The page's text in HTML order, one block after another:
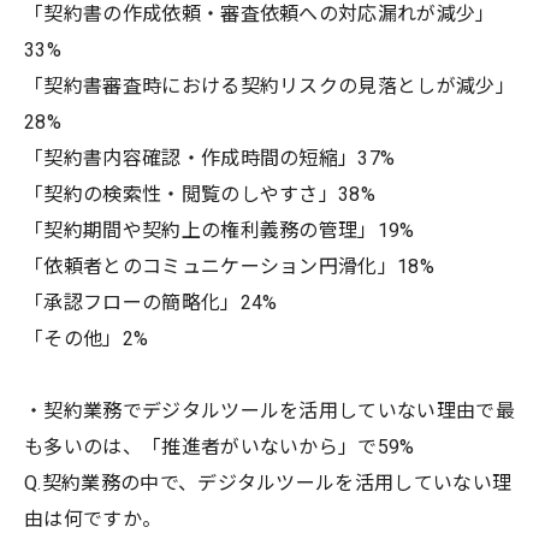
「契約書の作成依頼・審査依頼への対応漏れが減少」
33%
「契約書審査時における契約リスクの見落としが減少」
28%
「契約書内容確認・作成時間の短縮」37%
「契約の検索性・閲覧のしやすさ」38%
「契約期間や契約上の権利義務の管理」19%
「依頼者とのコミュニケーション円滑化」18%
「承認フローの簡略化」24%
「その他」2%
・契約業務でデジタルツールを活用していない理由で最
も多いのは、「推進者がいないから」で59%
Q.契約業務の中で、デジタルツールを活用していない理
由は何ですか。